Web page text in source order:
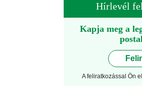
Hírlevél
Kapja meg a
A feliratkozással Ön